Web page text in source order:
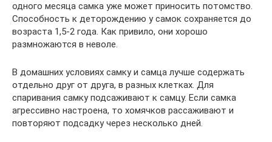
одного месяца самка уже может приносить потомство.
Способность к деторождению у самок сохраняется до
возраста 1,5-2 года. Как привило, они хорошо
размножаются в неволе.
В домашних условиях самку и самца лучше содержать
отдельно друг от друга, в разных клетках. Для
спаривания самку подсаживают к самцу. Если самка
агрессивно настроена, то хомячков рассаживают и
повторяют подсадку через несколько дней.